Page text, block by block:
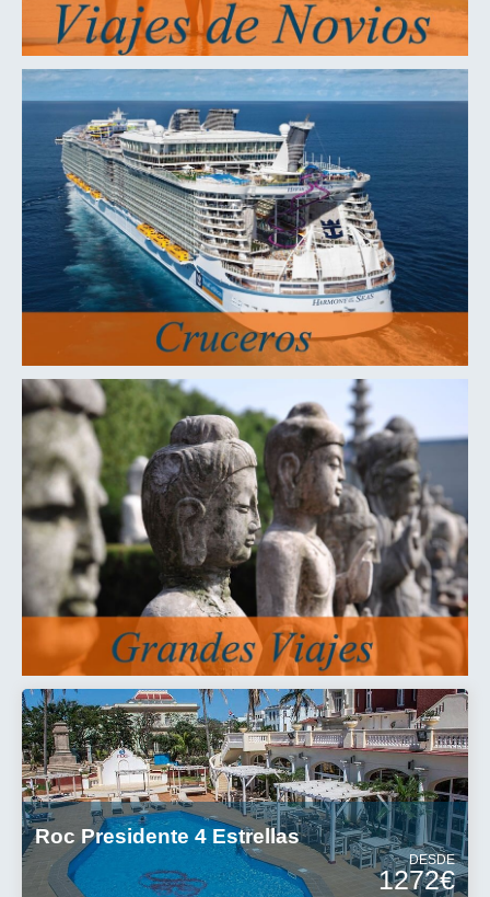
Roc Presidente 4 Estrellas
DESDE
1272€